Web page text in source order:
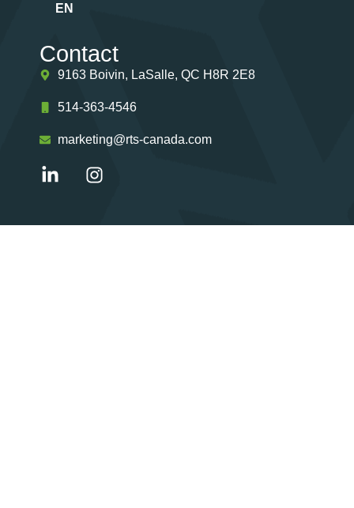
EN
Contact
9163 Boivin, LaSalle, QC H8R 2E8
514-363-4546
marketing@rts-canada.com